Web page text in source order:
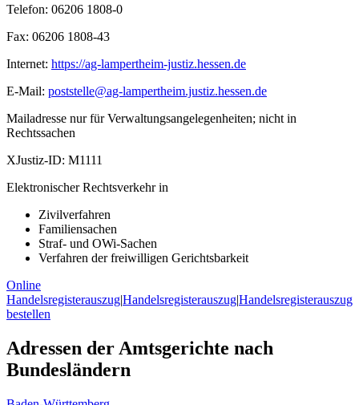
Telefon: 06206 1808-0
Fax: 06206 1808-43
Internet: https://ag-lampertheim-justiz.hessen.de
E-Mail: poststelle@ag-lampertheim.justiz.hessen.de
Mailadresse nur für Verwaltungsangelegenheiten; nicht in
Rechtssachen
XJustiz-ID: M1111
Elektronischer Rechtsverkehr in
Zivilverfahren
Familiensachen
Straf- und OWi-Sachen
Verfahren der freiwilligen Gerichtsbarkeit
Online
Handelsregisterauszug|Handelsregisterauszug|Handelsregisterauszug
bestellen
Adressen der Amtsgerichte nach
Bundesländern